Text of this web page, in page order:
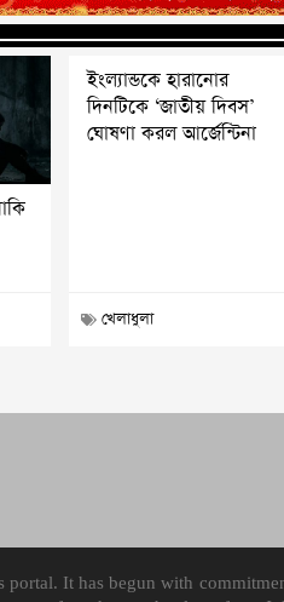
ইংল্যান্ডকে হারানোর
দিনটিকে ‘জাতীয় দিবস’
ঘোষণা করল আর্জেন্টিনা
খেলাধুলা
It has begun with